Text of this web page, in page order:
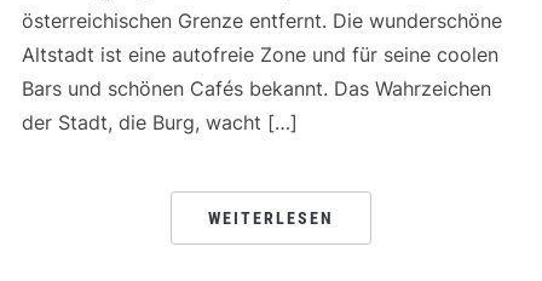
österreichischen Grenze entfernt. Die wunderschöne
Altstadt ist eine autofreie Zone und für seine coolen
Bars und schönen Cafés bekannt. Das Wahrzeichen
der Stadt, die Burg, wacht […]
WEITERLESEN